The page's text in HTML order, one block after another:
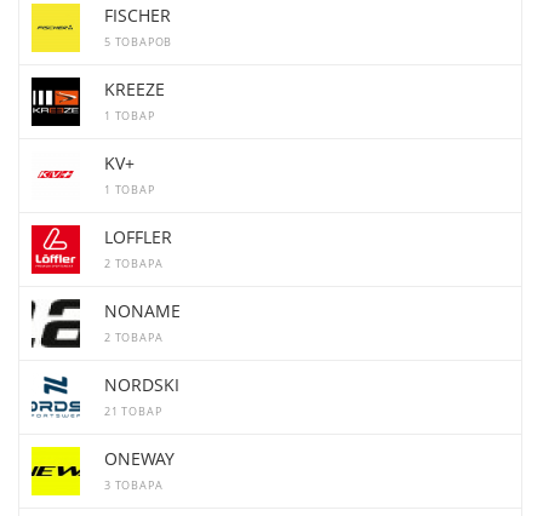
FISCHER
5 ТОВАРОВ
KREEZE
1 ТОВАР
KV+
1 ТОВАР
LOFFLER
2 ТОВАРА
NONAME
2 ТОВАРА
NORDSKI
21 ТОВАР
ONEWAY
3 ТОВАРА